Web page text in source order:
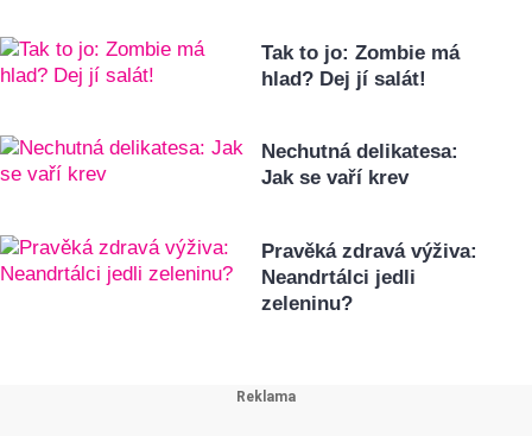
Tak to jo: Zombie má
hlad? Dej jí salát!
Nechutná delikatesa:
Jak se vaří krev
Pravěká zdravá výživa:
Neandrtálci jedli
zeleninu?